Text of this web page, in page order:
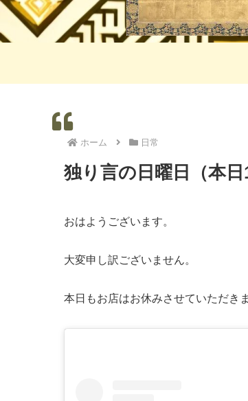
ホーム 日常
独り言の日曜日（本
おはようございます。
大変申し訳ございません。
本日もお店はお休みさせていただきま